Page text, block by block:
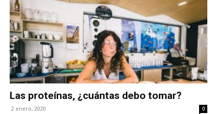
Las proteínas, ¿cuántas debo tomar?
2 enero, 2020 0